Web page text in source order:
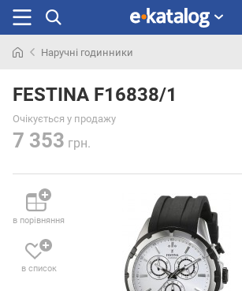
раніше
Наручні годинники
FESTINA F16838/1
Очікується у продажу
7 353 грн.
в порівняння
в список